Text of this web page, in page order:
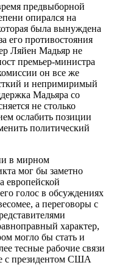
предвыборной
опирался на
была вынуждена
его противостояния
Ляйен Мадьяр не
премьер-министра
он все же
и непримиримый
Мадьяра со
не столько
ослабить позиции
политический
в мирном
мог бы заметно
европейской
голос в обсуждениях
а переговоры с
характер,
могло бы стать и
тесные рабочие связи
с президентом США